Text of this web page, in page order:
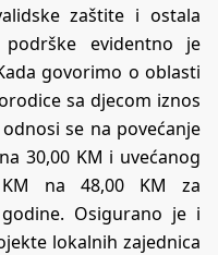
zaštite i ostala
evidentno je
govorimo o oblasti
sa djecom iznos
se na povećanje
30,00 KM i uvećanog
na 48,00 KM za
Osigurano je i
lokalnih zajednica